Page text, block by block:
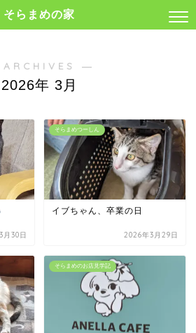
そらまめの家
―
2026年 3月
月30日
そらまめつーしん
イブちゃん、卒業の日
2026年3月29日
そらまめのお店見学記